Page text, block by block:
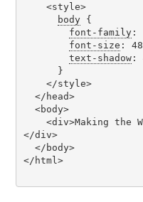
body {
font-family:
font-size :
text-shadow:
</div>
</html>